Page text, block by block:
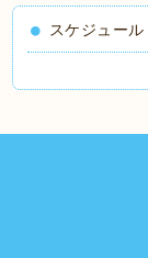
スケジュール